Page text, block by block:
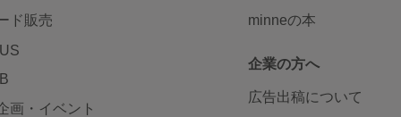
ド販売
画・イベント
minneの本
企業の方へ
広告出稿について